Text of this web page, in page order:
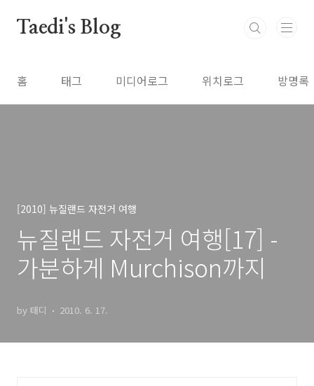
Taedi's Blog
홈 태그 미디어로그 위치로그 방명록
[2010] 뉴질랜드 자전거 여행
뉴질랜드 자전거 여행[17] -
가분하게 Murchison까지
by 태디 2010. 6. 17.